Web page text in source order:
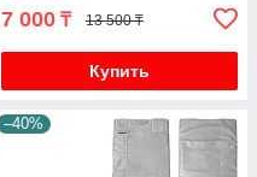
7 000 ₸ 13 500 ₸
Купить
–40%